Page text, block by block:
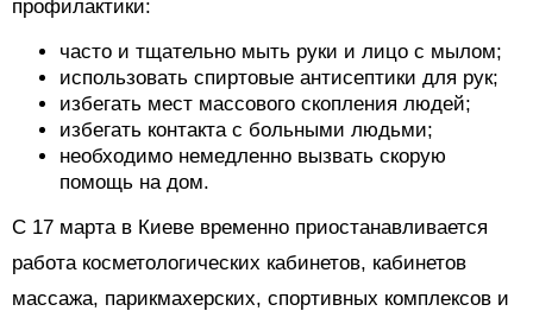
профилактики:
часто и тщательно мыть руки и лицо с мылом;
использовать спиртовые антисептики для рук;
избегать мест массового скопления людей;
избегать контакта с больными людьми;
необходимо немедленно вызвать скорую
помощь на дом.
С 17 марта в Киеве временно приостанавливается
работа косметологических кабинетов, кабинетов
массажа, парикмахерских, спортивных комплексов и